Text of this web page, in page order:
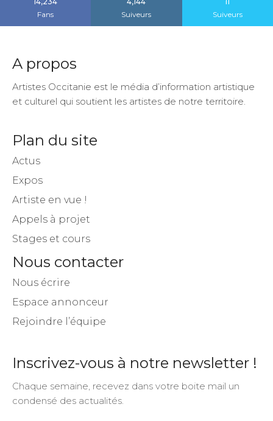
14,234
Fans
4,144
Suiveurs
11
Suiveurs
A propos
Artistes Occitanie est le média d’information artistique
et culturel qui soutient les artistes de notre territoire.
Plan du site
Actus
Expos
Artiste en vue !
Appels à projet
Stages et cours
Nous contacter
Nous écrire
Espace annonceur
Rejoindre l’équipe
Inscrivez-vous à notre newsletter !
Chaque semaine, recevez dans votre boite mail un
condensé des actualités.